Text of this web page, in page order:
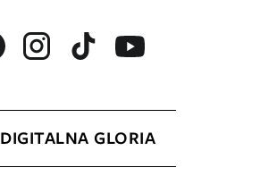
DIGITALNA GLORIA